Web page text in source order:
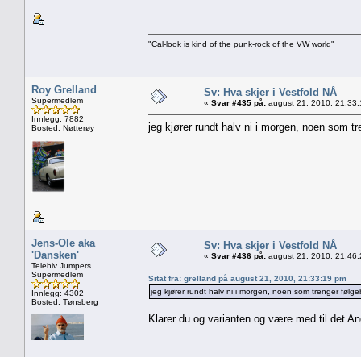
"Cal-look is kind of the punk-rock of the VW world"
Roy Grelland
Supermedlem
Innlegg: 7882
Bosted: Nøtterøy
Sv: Hva skjer i Vestfold NÅ
« Svar #435 på: august 21, 2010,
jeg kjører rundt halv ni i morgen, noen som
Jens-Ole aka
'Dansken'
Telehiv Jumpers
Supermedlem
Innlegg: 4302
Bosted: Tønsberg
Sv: Hva skjer i Vestfold NÅ
« Svar #436 på: august 21, 2010,
Sitat fra: grelland på august 21, 2010, 21:33:19 pm
jeg kjører rundt halv ni i morgen, noen som trenger
Klarer du og varianten og være med til det